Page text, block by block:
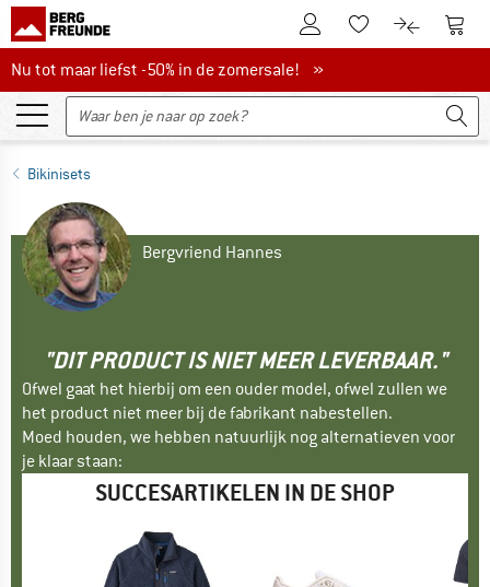
De klantenaccount
Naar deNaar de
Nu tot maar liefst -50% in de zomersale!
Nu tot maar liefst -50% in de zomersale! »
Bikinisets
Bergvriend Hannes
"DIT PRODUCT IS NIET MEER LEVERBAAR."
Ofwel gaat het hierbij om een ouder model, ofwel zullen we
het product niet meer bij de fabrikant nabestellen.
Moed houden, we hebben natuurlijk nog alternatieven voor
je klaar staan:
SUCCESARTIKELEN IN DE SHOP